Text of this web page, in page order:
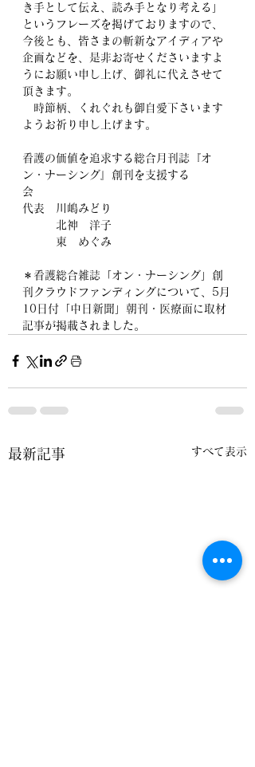
き手として伝え、読み手となり考える」
というフレーズを掲げておりますので、
今後とも、皆さまの斬新なアイディアや
企画などを、是非お寄せくださいますよ
うにお願い申し上げ、御礼に代えさせて
頂きます。
時節柄、くれぐれも御自愛下さいます
ようお祈り申し上げます。
看護の価値を追求する総合月刊誌『オ
ン・ナーシング』創刊を支援する
会
代表　川嶋みどり
北神　洋子
東　めぐみ
＊看護総合雑誌「オン・ナーシング」創
刊クラウドファンディングについて、5月
10日付「中日新聞」朝刊・医療面に取材
記事が掲載されました。
最新記事 すべて表示